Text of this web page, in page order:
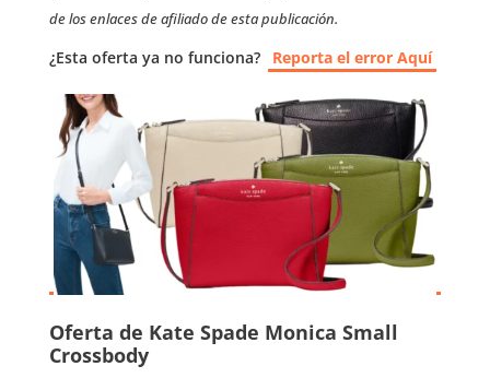
de los enlaces de afiliado de esta publicación.
¿Esta oferta ya no funciona? Reporta el error Aquí
Oferta de Kate Spade Monica Small
Crossbody